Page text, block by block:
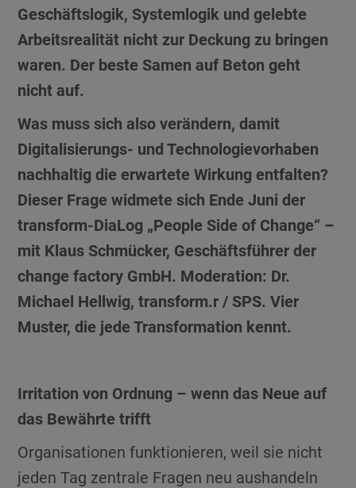
Geschäftslogik, Systemlogik und gelebte
Arbeitsrealität nicht zur Deckung zu bringen
waren. Der beste Samen auf Beton geht
nicht auf.
Was muss sich also verändern, damit
Digitalisierungs- und Technologievorhaben
nachhaltig die erwartete Wirkung entfalten?
Dieser Frage widmete sich Ende Juni der
transform-DiaLog „People Side of Change“ –
mit Klaus Schmücker, Geschäftsführer der
change factory GmbH. Moderation: Dr.
Michael Hellwig, transform.r / SPS. Vier
Muster, die jede Transformation kennt.
Irritation von Ordnung – wenn das Neue auf
das Bewährte trifft
Organisationen funktionieren, weil sie nicht
jeden Tag zentrale Fragen neu aushandeln